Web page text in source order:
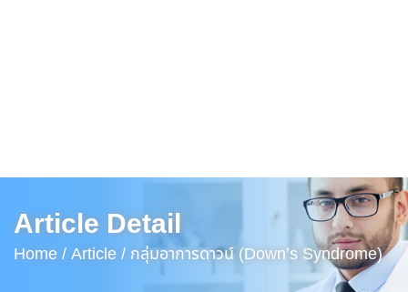
Article Detail
Home /Article / กลุ่มอาการดาวน์ (Down’s Syndrome)